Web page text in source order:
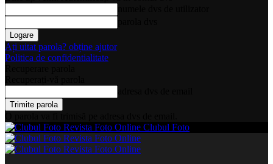
Ați uitat parola? obține ajutor
Politica de confidentialitate
Clubul Foto